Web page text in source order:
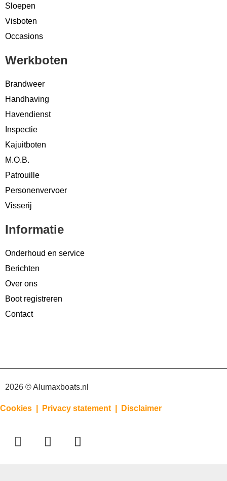
Sloepen
Visboten
Occasions
Werkboten
Brandweer
Handhaving
Havendienst
Inspectie
Kajuitboten
M.O.B.
Patrouille
Personenvervoer
Visserij
Informatie
Onderhoud en service
Berichten
Over ons
Boot registreren
Contact
2026 © Alumaxboats.nl
Cookies | Privacy statement | Disclaimer